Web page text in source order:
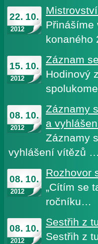
22. 10.
2012
Přinášíme
konaného
15. 10.
2012
Záznam
Hodinový
08. 10.
2012
Záznamy
a
Záznamy
vyhlášení vítězů …
08. 10.
2012
Rozhovor
„Cítím se
ročníku…
08. 10.
2012
Sestřih z
Sestřih z